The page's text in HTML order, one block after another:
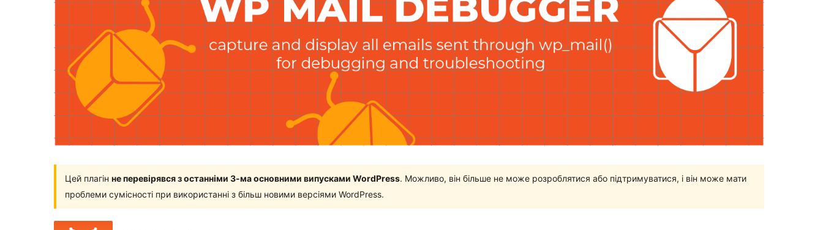
Цей плагін не перевірявся з останніми 3-ма основними випусками WordPress. Можливо, він більше не може розроблятися або підтримуватися, і він може мати
проблеми сумісності при використанні з більш новими версіями WordPress.